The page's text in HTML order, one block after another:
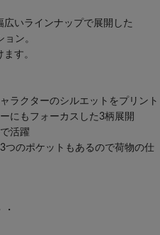
いラインナップで展開した
ン。
す。
ラクターのシルエットをプリント
にもフォーカスした3柄展開
活躍
つのポケットもあるので荷物の仕